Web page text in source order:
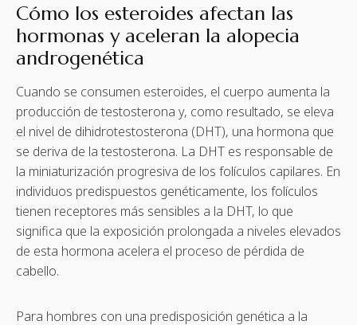
Cómo los esteroides afectan las
hormonas y aceleran la alopecia
androgenética
Cuando se consumen esteroides, el cuerpo aumenta la
producción de testosterona y, como resultado, se eleva
el nivel de dihidrotestosterona (DHT), una hormona que
se deriva de la testosterona. La DHT es responsable de
la miniaturización progresiva de los folículos capilares. En
individuos predispuestos genéticamente, los folículos
tienen receptores más sensibles a la DHT, lo que
significa que la exposición prolongada a niveles elevados
de esta hormona acelera el proceso de pérdida de
cabello.
Para hombres con una predisposición genética a la